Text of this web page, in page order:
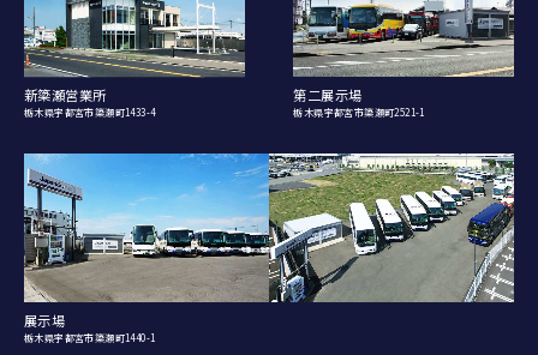
新簗瀬営業所
栃木県宇都宮市簗瀬町1433-4
第二展示場
栃木県宇都宮市簗瀬町2521-1
展示場
栃木県宇都宮市簗瀬町1440-1